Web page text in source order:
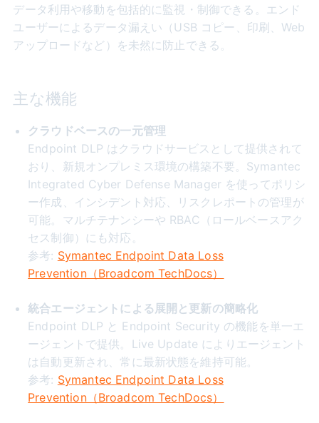
データ利用や移動を包括的に監視・制御できる。エンド
ユーザーによるデータ漏えい（USB コピー、印刷、Web
アップロードなど）を未然に防止できる。
主な機能
クラウドベースの一元管理
Endpoint DLP はクラウドサービスとして提供されて
おり、新規オンプレミス環境の構築不要。Symantec
Integrated Cyber Defense Manager を使ってポリシ
ー作成、インシデント対応、リスクレポートの管理が
可能。マルチテナンシーや RBAC（ロールベースアク
セス制御）にも対応。
参考: Symantec Endpoint Data Loss
Prevention（Broadcom TechDocs）
統合エージェントによる展開と更新の簡略化
Endpoint DLP と Endpoint Security の機能を単一エ
ージェントで提供。Live Update によりエージェント
は自動更新され、常に最新状態を維持可能。
参考: Symantec Endpoint Data Loss
Prevention（Broadcom TechDocs）